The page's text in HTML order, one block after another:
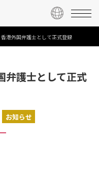
港外国弁護士として正式登録
弁護士として正式
お知らせ